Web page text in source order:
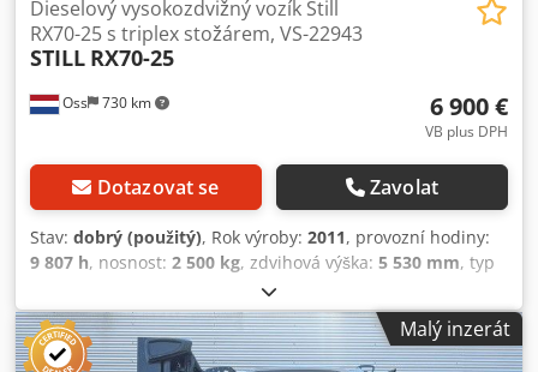
Oss 730 km
Dieselový vysokozdvižný vozík Still
RX70-25 s triplex stožárem, VS-22943
STILL RX70-25
6 900 €
VB plus DPH
Dotazovat se Zavolat
Stav: dobrý (použitý), Rok výroby: 2011, provozní hodiny:
9 807 h, nosnost: 2 500 kg, zdvihová výška: 5 530 mm, typ
triplex
mm, pohotovostní hmotnost:4 148 kg, najeté kilometry:
9 807 km, Dieselový třísloupový vysokozdvižný vozík. Rok
výroby 2011. Značka Still (Německo). Nosnost 2 500 kg.
Malý inzerát